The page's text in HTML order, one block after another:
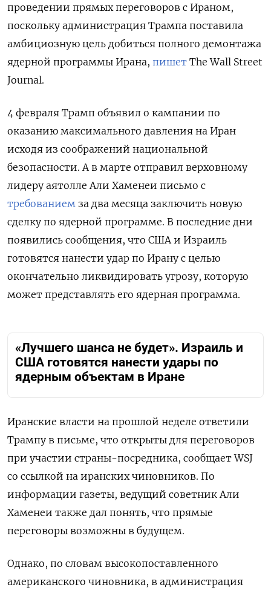
проведении прямых переговоров с Ираном,
поскольку администрация Трампа поставила
амбициозную цель добиться полного демонтажа
ядерной программы Ирана, пишет The Wall Street
Journal.
4 февраля Трамп объявил о кампании по
оказанию максимального давления на Иран
исходя из соображений национальной
безопасности. А в марте отправил верховному
лидеру аятолле Али Хаменеи письмо с
требованием за два месяца заключить новую
сделку по ядерной программе. В последние дни
появились сообщения, что США и Израиль
готовятся нанести удар по Ирану с целью
окончательно ликвидировать угрозу, которую
может представлять его ядерная программа.
«Лучшего шанса не будет». Израиль и
США готовятся нанести удары по
ядерным объектам в Иране
Иранские власти на прошлой неделе ответили
Трампу в письме, что открыты для переговоров
при участии страны-посредника, сообщает WSJ
со ссылкой на иранских чиновников. По
информации газеты, ведущий советник Али
Хаменеи также дал понять, что прямые
переговоры возможны в будущем.
Однако, по словам высокопоставленного
американского чиновника, в администрация